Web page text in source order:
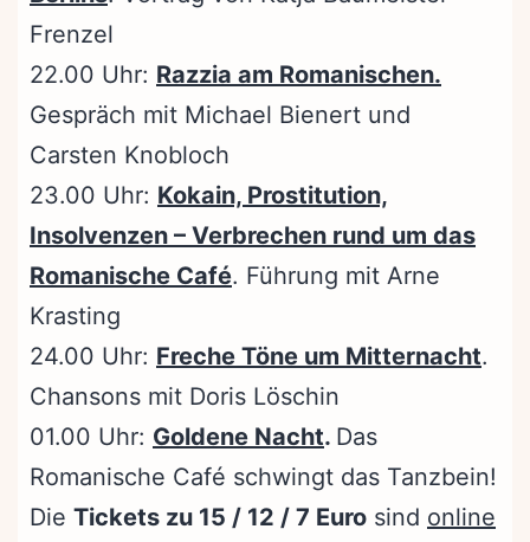
Frenzel
22.00 Uhr: Razzia am Romanischen.
Gespräch mit Michael Bienert und
Carsten Knobloch
23.00 Uhr: Kokain, Prostitution,
Insolvenzen – Verbrechen rund um das
Romanische Café. Führung mit Arne
Krasting
24.00 Uhr: Freche Töne um Mitternacht.
Chansons mit Doris Löschin
01.00 Uhr: Goldene Nacht. Das
Romanische Café schwingt das Tanzbein!
Die Tickets zu 15 / 12 / 7 Euro sind online